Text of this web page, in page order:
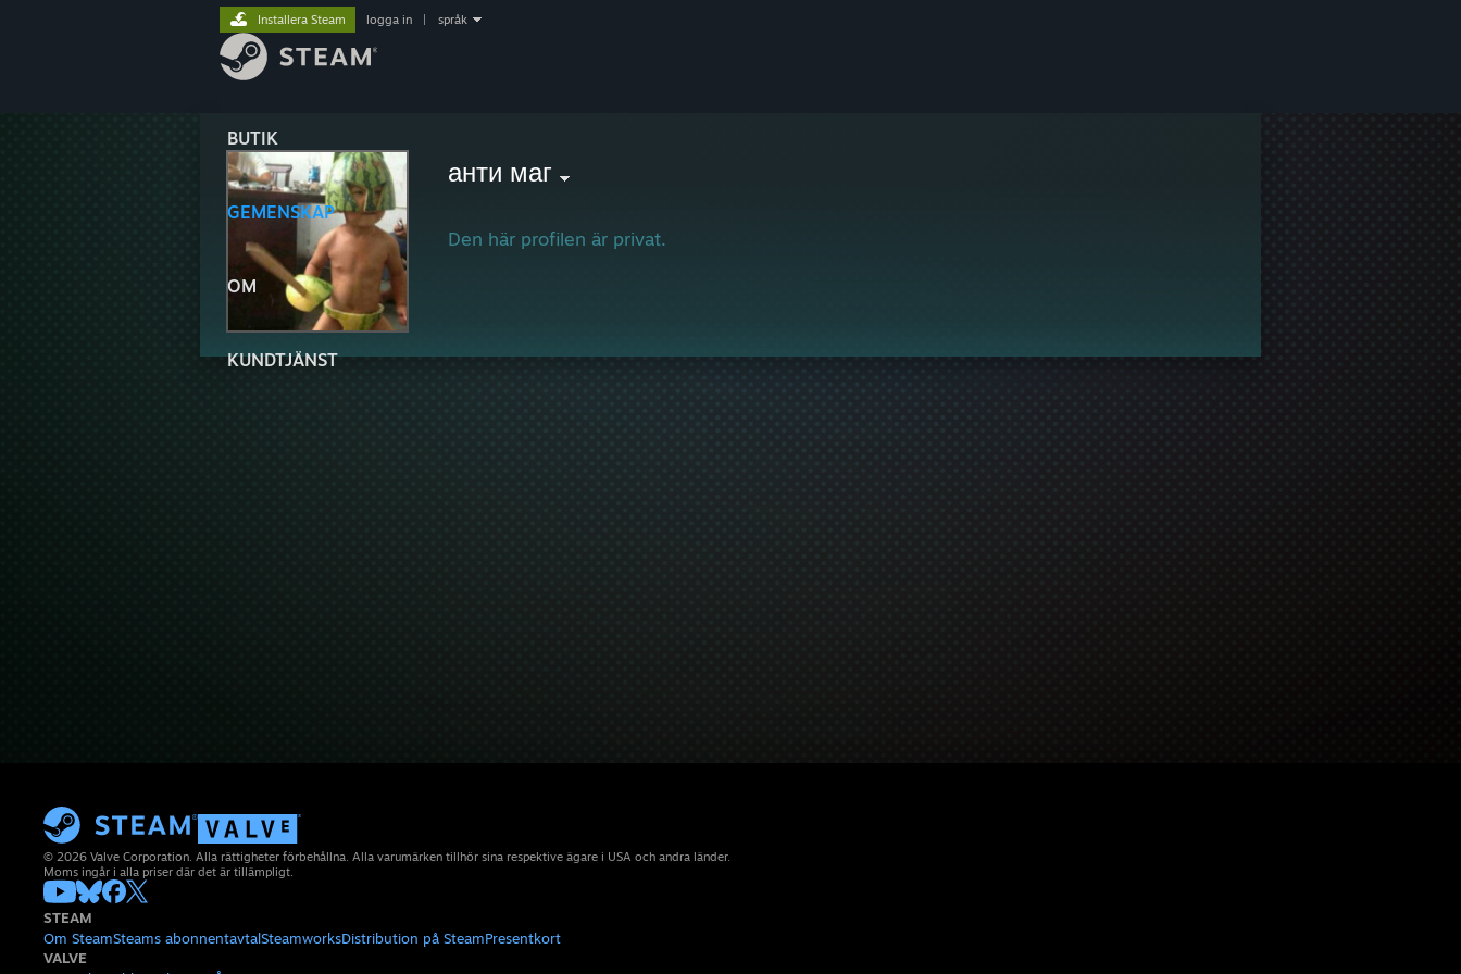
BUTIK
GEMENSKAP
OM
KUNDTJÄNST
Installera Steam logga in språk
анти маг
Den här profilen är privat.
© 2026 Valve Corporation. Alla rättigheter förbehållna. Alla varumärken tillhör sina respektive ägare i USA och andra länder.
Moms ingår i alla priser där det är tillämpligt.
STEAM
Om SteamSteams abonnentavtalSteamworksDistribution på SteamPresentkort
VALVE